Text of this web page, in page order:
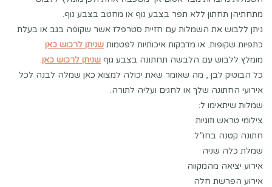
מתחתיהן תחתון ללא תפר בצבע גוף או מחטב בצבע גוף.
ניתן ללבוש את השמלות עם חזיית סטרפלז אשר שקופה בגב או בעלת
כתפיות שקופות. או מדבקות איכותיות לפטמות שניתן לרכוש כאן.
מומלץ ללבוש עם הלבשה תחתונה בצבע גוף שניתן לרכוש כאן.
כל הבוטיק לבן , מה שאומר שאת יכולה למצוא כאן שמלה לבנה לכל
אירועי החתונה שלך או לחגים ועליה לתורה.
שמלות שיתאימו ל:
צילומי טראש וזוגיות
חתונה קטנה בחו”ל
שמלת כלה שניה
אירוע יציאה מהמקווה
אירוע הפרשת חלה